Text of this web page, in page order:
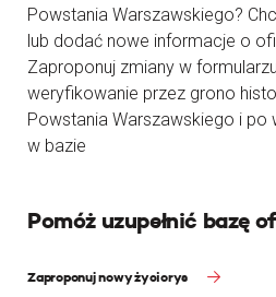
Powstania Warszawskiego?
lub dodać nowe informacje o
Zaproponuj zmiany w
weryfikowanie przez grono
Powstania Warszawskiego i po
w bazie
Pomóż uzupełnić bazę
Zaproponuj nowy życiorys